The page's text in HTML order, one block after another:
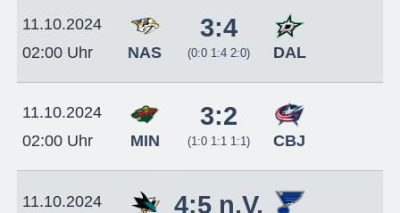
11.10.2024
02:00 Uhr
NAS
3:4
(0:0 1:4 2:0) DAL
11.10.2024
02:00 Uhr
MIN
3:2
(1:0 1:1 1:1) CBJ
11.10.2024 4:5 n.V.